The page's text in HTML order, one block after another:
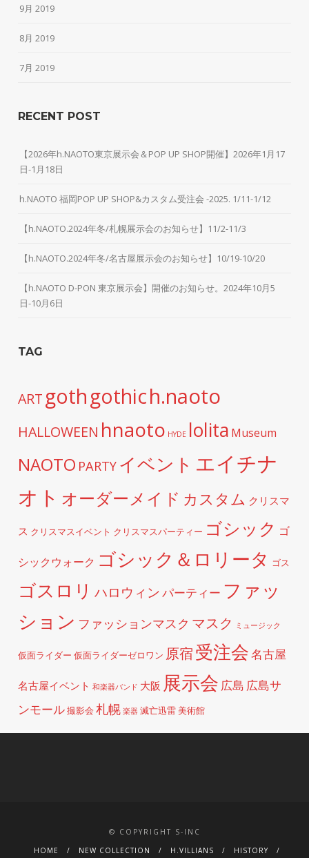
9月 2019
8月 2019
7月 2019
RECENT POST
【2026年h.NAOTO東京展示会＆POP UP SHOP開催】2026年1月17
日-1月18日
h.NAOTO 福岡POP UP SHOP&カスタム受注会 -2025. 1/11-1/12
【h.NAOTO.2024年冬/札幌展示会のお知らせ】11/2-11/3
【h.NAOTO.2024年冬/名古屋展示会のお知らせ】10/19-10/20
【h.NAOTO D-PON 東京展示会】開催のお知らせ。2024年10月5
日-10月6日
TAG
ART gothgothich.naoto
HALLOWEEN hnaoto HYDE lolita Museum
NAOTO PARTY イベント エイチナ
オト オーダーメイド カスタム クリスマ
ス クリスマスイベント クリスマスパーティー ゴシック ゴ
シックウォーク ゴシック＆ロリータ ゴス
ゴスロリ ハロウィンパーティー ファッ
ション ファッションマスク マスク ミュージック
仮面ライダー 仮面ライダーゼロワン 原宿受注会名古屋
名古屋イベント 和楽器バンド 大阪 展示会 広島 広島サ
ンモール撮影会 札幌 楽器 滅亡迅雷美術館
© COPYRIGHT S-INC
HOME
NEW COLLECTION H.VILLIANS
HISTORY